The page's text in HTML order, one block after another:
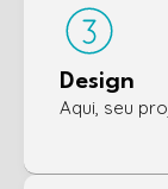
Design
Aqui, seu